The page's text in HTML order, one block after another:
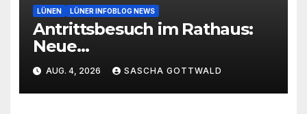
LÜNEN LÜNER INFOBLOG NEWS
Antrittsbesuch im Rathaus:
Neue
Hauptgeschäftsführerin der
Handwerkskammer
Dortmund zu Gast in Lünen
AUG. 4, 2026 SASCHA GOTTWALD